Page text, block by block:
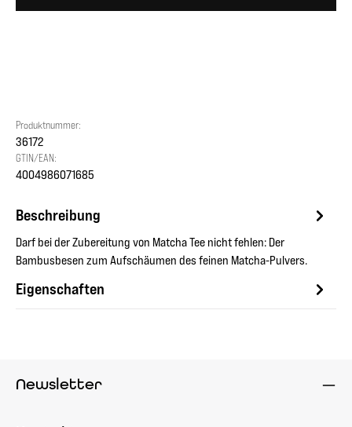
Produktnummer:
36172
GTIN/EAN:
4004986071685
Beschreibung
Darf bei der Zubereitung von Matcha Tee nicht fehlen: Der
Bambusbesen zum Aufschäumen des feinen Matcha-Pulvers.
Eigenschaften
Newsletter